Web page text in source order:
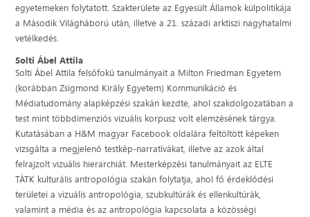
egyetemeken folytatott. Szakterülete az Egyesült Államok külpolitikája
a Második Világháború után, illetve a 21. századi arktiszi nagyhatalmi
vetélkedés.
Solti Ábel Attila
Solti Ábel Attila felsőfokú tanulmányait a Milton Friedman Egyetem
(korábban Zsigmond Király Egyetem) Kommunikáció és
Médiatudomány alapképzési szakán kezdte, ahol szakdolgozatában a
test mint többdimenziós vizuális korpusz volt elemzésének tárgya.
Kutatásában a H&M magyar Facebook oldalára feltöltött képeken
vizsgálta a megjelenő testkép-narratívákat, illetve az azok által
felrajzolt vizuális hierarchiát. Mesterképzési tanulmányait az ELTE
TÁTK kulturális antropológia szakán folytatja, ahol fő érdeklődési
területei a vizuális antropológia, szubkultúrák és ellenkultúrák,
valamint a média és az antropológia kapcsolata a közösségi